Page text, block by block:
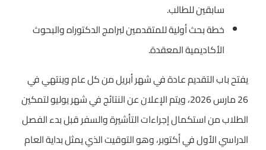
سابقين للطالب.
خطة بحث أولية للمتقدمين لبرامج الدكتوراه والبحوث
الأكاديمية المعقدة.
يفتح باب التقديم عادة في شهر أبريل من كل عام وينتهي في
26 مارس 2026، ويتم الإعلان عن النتائج في شهر يوليو لتمكين
الطلاب من استكمال إجراءات التأشيرة والسفر قبل بدء الفصل
الدراسي الأول في أكتوبر، وهو التوقيت الذي يمثل بداية العام